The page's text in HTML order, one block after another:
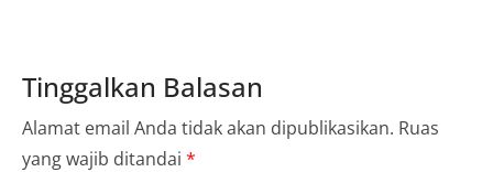
Tinggalkan Balasan
Alamat email Anda tidak akan dipublikasikan. Ruas
yang wajib ditandai *